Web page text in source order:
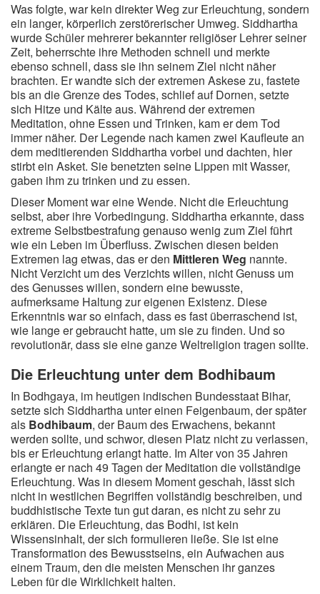
Was folgte, war kein direkter Weg zur Erleuchtung, sondern
ein langer, körperlich zerstörerischer Umweg. Siddhartha
wurde Schüler mehrerer bekannter religiöser Lehrer seiner
Zeit, beherrschte ihre Methoden schnell und merkte
ebenso schnell, dass sie ihn seinem Ziel nicht näher
brachten. Er wandte sich der extremen Askese zu, fastete
bis an die Grenze des Todes, schlief auf Dornen, setzte
sich Hitze und Kälte aus. Während der extremen
Meditation, ohne Essen und Trinken, kam er dem Tod
immer näher. Der Legende nach kamen zwei Kaufleute an
dem meditierenden Siddhartha vorbei und dachten, hier
stirbt ein Asket. Sie benetzten seine Lippen mit Wasser,
gaben ihm zu trinken und zu essen.
Dieser Moment war eine Wende. Nicht die Erleuchtung
selbst, aber ihre Vorbedingung. Siddhartha erkannte, dass
extreme Selbstbestrafung genauso wenig zum Ziel führt
wie ein Leben im Überfluss. Zwischen diesen beiden
Extremen lag etwas, das er den Mittleren Weg nannte.
Nicht Verzicht um des Verzichts willen, nicht Genuss um
des Genusses willen, sondern eine bewusste,
aufmerksame Haltung zur eigenen Existenz. Diese
Erkenntnis war so einfach, dass es fast überraschend ist,
wie lange er gebraucht hatte, um sie zu finden. Und so
revolutionär, dass sie eine ganze Weltreligion tragen sollte.
Die Erleuchtung unter dem Bodhibaum
In Bodhgaya, im heutigen indischen Bundesstaat Bihar,
setzte sich Siddhartha unter einen Feigenbaum, der später
als Bodhibaum, der Baum des Erwachens, bekannt
werden sollte, und schwor, diesen Platz nicht zu verlassen,
bis er Erleuchtung erlangt hatte. Im Alter von 35 Jahren
erlangte er nach 49 Tagen der Meditation die vollständige
Erleuchtung. Was in diesem Moment geschah, lässt sich
nicht in westlichen Begriffen vollständig beschreiben, und
buddhistische Texte tun gut daran, es nicht zu sehr zu
erklären. Die Erleuchtung, das Bodhi, ist kein
Wissensinhalt, der sich formulieren ließe. Sie ist eine
Transformation des Bewusstseins, ein Aufwachen aus
einem Traum, den die meisten Menschen ihr ganzes
Leben für die Wirklichkeit halten.